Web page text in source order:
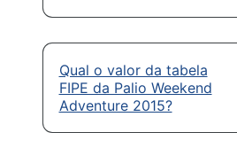
Qual o valor da tabela
FIPE da Palio Weekend
Adventure 2015?